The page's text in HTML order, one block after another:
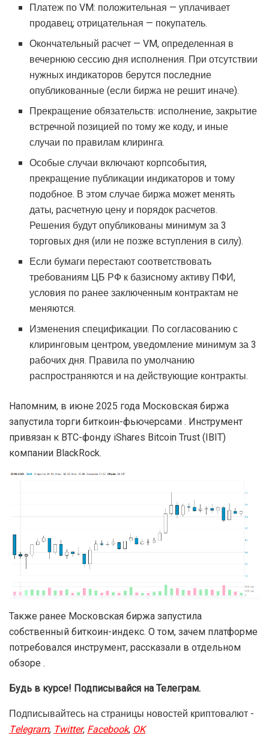
Платеж по VM: положительная — уплачивает
продавец; отрицательная — покупатель.
Окончательный расчет — VM, определенная в
вечернюю сессию дня исполнения. При отсутствии
нужных индикаторов берутся последние
опубликованные (если биржа не решит иначе).
Прекращение обязательств: исполнение, закрытие
встречной позицией по тому же коду, и иные
случаи по правилам клиринга.
Особые случаи включают корпсобытия,
прекращение публикации индикаторов и тому
подобное. В этом случае биржа может менять
даты, расчетную цену и порядок расчетов.
Решения будут опубликованы минимум за 3
торговых дня (или не позже вступления в силу).
Если бумаги перестают соответствовать
требованиям ЦБ РФ к базисному активу ПФИ,
условия по ранее заключенным контрактам не
меняются.
Изменения спецификации. По согласованию с
клиринговым центром, уведомление минимум за 3
рабочих дня. Правила по умолчанию
распространяются и на действующие контракты.
Напомним, в июне 2025 года Московская биржа
запустила торги биткоин-фьючерсами . Инструмент
привязан к BTC-фонду iShares Bitcoin Trust (IBIT)
компании BlackRock.
Также ранее Московская биржа запустила
собственный биткоин-индекс. О том, зачем платформе
потребовался инструмент, рассказали в отдельном
обзоре .
Будь в курсе! Подписывайся на Телеграм.
Подписывайтесь на страницы новостей криптовалют -
Telegram,Twitter,Facebook,OK